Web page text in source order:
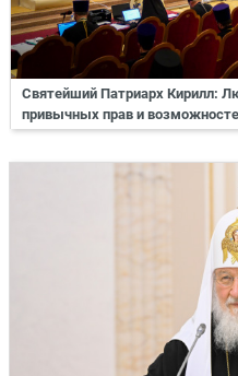
Святейший Патриарх Кирилл:
привычных прав и